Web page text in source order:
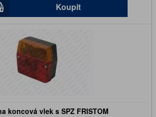
Koupit
koncová vlek s SPZ FRISTOM